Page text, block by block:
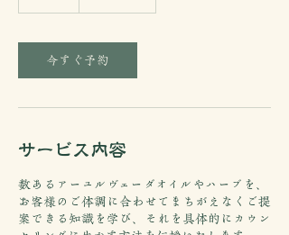
今すぐ予約
サービス内容
数あるアーユルヴェーダオイルやハーブを、
お客様のご体調に合わせてまちがえなくご提
案できる知識を学び、それを具体的にカウン